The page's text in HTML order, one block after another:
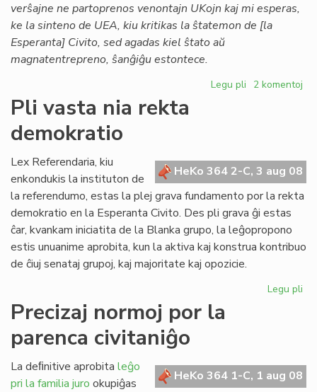
verŝajne ne partoprenos venontajn UKojn kaj mi esperas,
ke la sinteno de UEA, kiu kritikas la ŝtatemon de [la
Esperanta] Civito, sed agadas kiel ŝtato aŭ
magnatentrepreno, ŝanĝiĝu estontece.
Legu pli pri
arbitreco
kun
polico
2 komentoj
Pli vasta nia rekta
demokratio
HeKo 364 2-C, 3 aug 08
Lex Referendaria, kiu
enkondukis la instituton de
la referendumo, estas la plej grava fundamento por la rekta
demokratio en la Esperanta Civito. Des pli grava ĝi estas
ĉar, kvankam iniciatita de la Blanka grupo, la leĝopropono
estis unuanime aprobita, kun la aktiva kaj konstrua kontribuo
de ĉiuj senataj grupoj, kaj majoritate kaj opozicie.
Legu pli
Precizaj normoj por la
parenca civitaniĝo
HeKo 364 1-C, 1 aug 08
La deﬁnitive aprobita leĝo
pri la familia juro okupiĝas